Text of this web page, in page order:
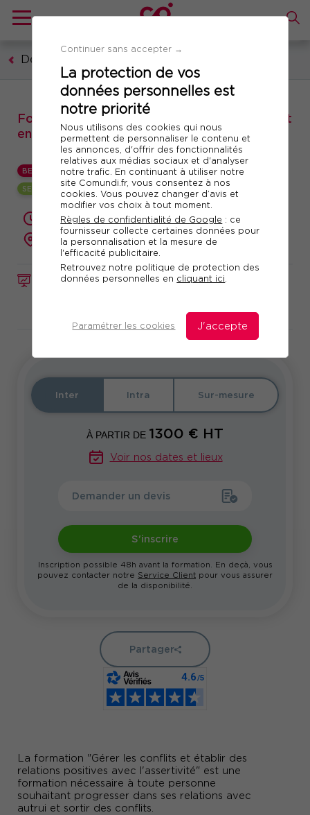
Continuer sans accepter →
La protection de vos
données personnelles est
notre priorité
Nous utilisons des cookies qui nous
permettent de personnaliser le contenu et
les annonces, d'offrir des fonctionnalités
relatives aux médias sociaux et d'analyser
notre trafic. En continuant à utiliser notre
site Comundi.fr, vous consentez à nos
cookies. Vous pouvez changer d’avis et
modifier vos choix à tout moment.
Règles de confidentialité de Google : ce
fournisseur collecte certaines données pour
la personnalisation et la mesure de
l'efficacité publicitaire.
Retrouvez notre politique de protection des
données personnelles en cliquant ici.
Paramétrer les cookies J'accepte
Développement personnel
FORMATION Réf. 10934
Formation : Gérer les conflits au quotidien et
entretenir des relations positives
BEST
SESSION GARANTIE
2 jours (14 heures)
présentiel ou à distance
La formation "Gérer les conflits et établir des
relations positives avec l'assertivité" est une
formation nécessaire à toute personne
souhaitant progresser dans ses relations avec
autrui et sortir des conflits.
Inter Intra Sur-mesure
À PARTIR DE 1300 € HT
Voir nos dates et lieux
Demander un devis
S'inscrire
Inscription possible 48h avant la formation. En deçà, vous
pouvez contacter notre Service Client pour vous assurer
de la disponibilité.
Partager